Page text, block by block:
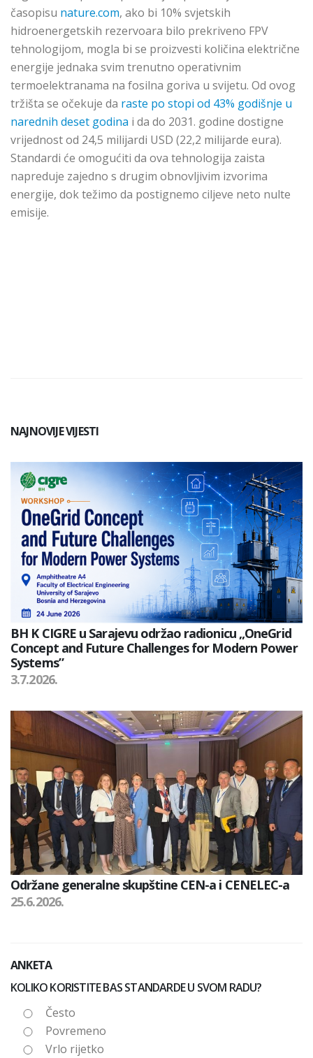
časopisu nature.com, ako bi 10% svjetskih
hidroenergetskih rezervoara bilo prekriveno FPV
tehnologijom, mogla bi se proizvesti količina električne
energije jednaka svim trenutno operativnim
termoelektranama na fosilna goriva u svijetu. Od ovog
tržišta se očekuje da raste po stopi od 43% godišnje u
narednih deset godina i da do 2031. godine dostigne
vrijednost od 24,5 milijardi USD (22,2 milijarde eura).
Standardi će omogućiti da ova tehnologija zaista
napreduje zajedno s drugim obnovljivim izvorima
energije, dok težimo da postignemo ciljeve neto nulte
emisije.
NAJNOVIJE VIJESTI
BH K CIGRE u Sarajevu održao radionicu „OneGrid
Concept and Future Challenges for Modern Power
Systems”
3.7.2026.
Održane generalne skupštine CEN-a i CENELEC-a
25.6.2026.
ANKETA
KOLIKO KORISTITE BAS STANDARDE U SVOM RADU?
Često
Povremeno
Vrlo rijetko